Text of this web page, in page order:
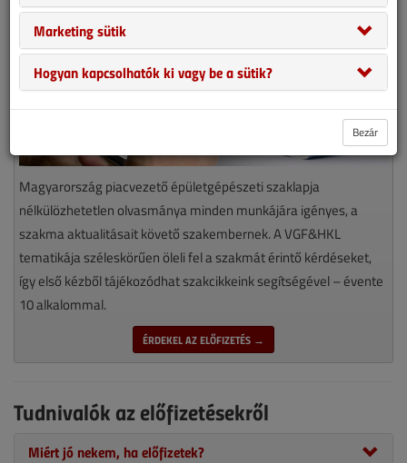
Magyarország piacvezető épületgépészeti szaklapja
nélkülözhetetlen olvasmánya minden munkájára igényes, a
szakma aktualitásait követő szakembernek. A VGF&HKL
tematikája széleskörűen öleli fel a szakmát érintő kérdéseket,
így első kézből tájékozódhat szakcikkeink segítségével – évente
10 alkalommal.
ÉRDEKEL AZ ELŐFIZETÉS →
Tudnivalók az előfizetésekről
Miért jó nekem, ha előfizetek?
Marketing sütik
Hogyan kapcsolhatók ki vagy be a sütik?
Bezár